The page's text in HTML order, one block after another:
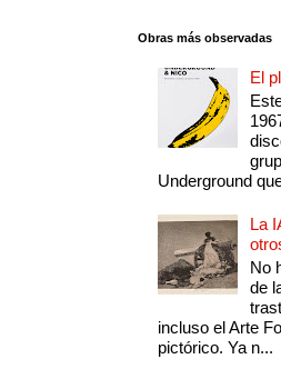
Obras más observadas
El
Underground
La
No
de
incluso el Arte
pictórico. Ya n...